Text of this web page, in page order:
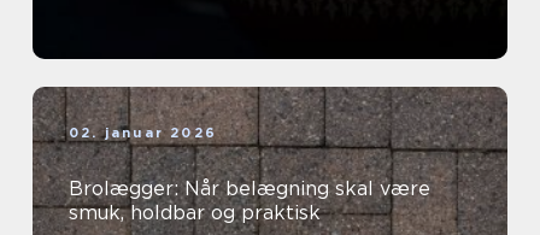
02. januar 2026
Brolægger: Når belægning skal være
smuk, holdbar og praktisk